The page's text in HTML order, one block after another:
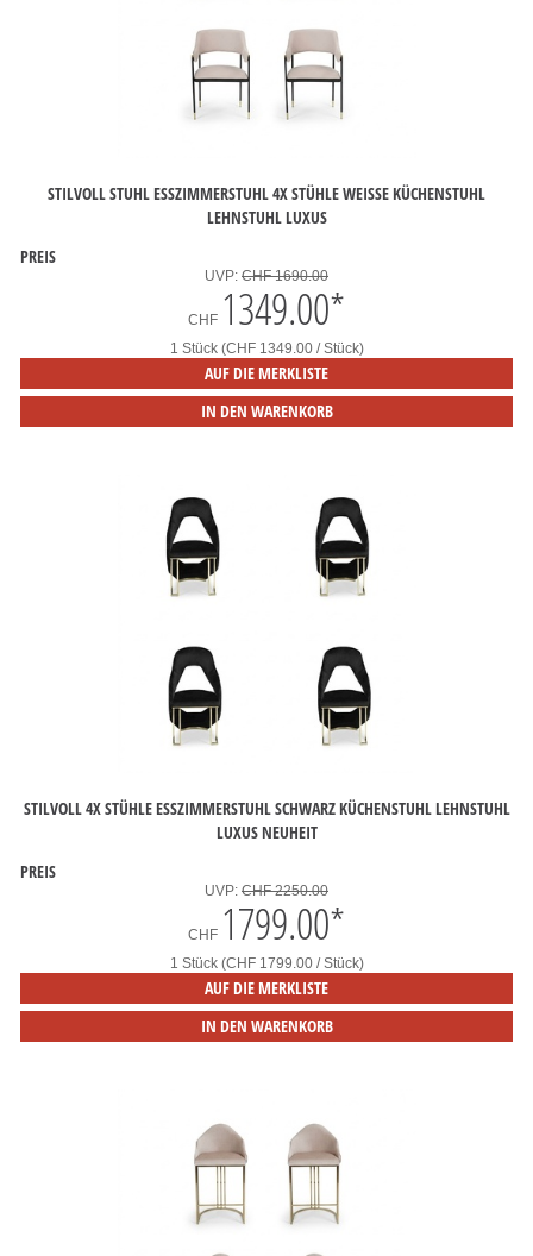
STILVOLL STUHL ESSZIMMERSTUHL 4X STÜHLE WEISSE KÜCHENSTUHL L
EHNSTUHL LUXUS
PREIS
UVP: CHF 1690.00
CHF 1349.00*
1 Stück (CHF 1349.00 / Stück)
AUF DIE MERKLISTE
IN DEN WARENKORB
STILVOLL 4X STÜHLE ESSZIMMERSTUHL SCHWARZ KÜCHENSTUHL LEHNSTUHL
LUXUS NEUHEIT
PREIS
UVP: CHF 2250.00
CHF 1799.00*
1 Stück (CHF 1799.00 / Stück)
AUF DIE MERKLISTE
IN DEN WARENKORB